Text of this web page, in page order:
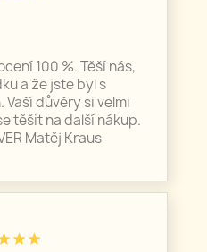
100 %. Těší nás,
a že jste byl s
důvěry si velmi
těšit na další nákup.
Matěj Kraus
starstar